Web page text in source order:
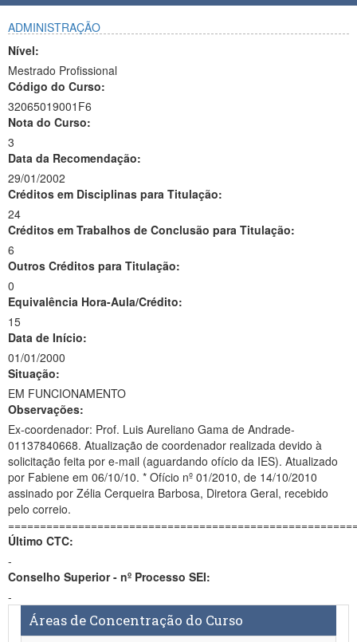
ADMINISTRAÇÃO
Nível:
Mestrado Profissional
Código do Curso:
32065019001F6
Nota do Curso:
3
Data da Recomendação:
29/01/2002
Créditos em Disciplinas para Titulação:
24
Créditos em Trabalhos de Conclusão para Titulação:
6
Outros Créditos para Titulação:
0
Equivalência Hora-Aula/Crédito:
15
Data de Início:
01/01/2000
Situação:
EM FUNCIONAMENTO
Observações:
Ex-coordenador: Prof. Luis Aureliano Gama de Andrade-
01137840668. Atualização de coordenador realizada devido à
solicitação feita por e-mail (aguardando ofício da IES). Atualizado
por Fabiene em 06/10/10. * Ofício nº 01/2010, de 14/10/2010
assinado por Zélia Cerqueira Barbosa, Diretora Geral, recebido
pelo correio.
Último CTC:
-
Conselho Superior - nº Processo SEI:
-
Áreas de Concentração do Curso